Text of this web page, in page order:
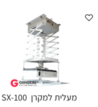
מעלית למקרן SX-100